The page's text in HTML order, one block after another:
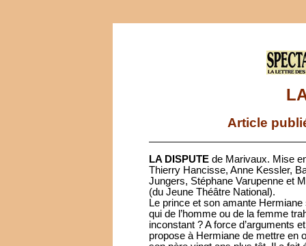
Article
LA DISPUTE de Marivaux. Mise
Thierry Hancisse, Anne Kessler,
Jungers, Stéphane Varupenne et
(du Jeune Théâtre National).
Le prince et son amante
qui de l’homme ou de la femme
inconstant ? A force d’arguments
propose à Hermiane de mettre en